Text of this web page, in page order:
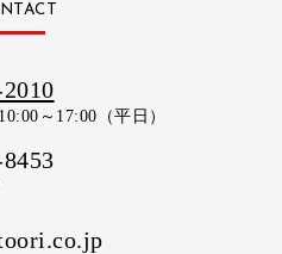
～17:00（平日）